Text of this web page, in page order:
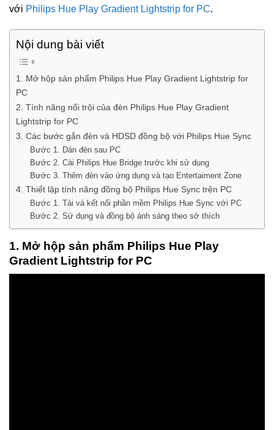
với Philips Hue Play Gradient Lightstrip for PC.
Nội dung bài viết
1. Mở hộp sản phẩm Philips Hue Play Gradient Lightstrip for
PC
2. Tính năng nổi trội của đèn Philips Hue Play Gradient
Lightstrip for PC
3. Các bước gắn đèn và HDSD đồng bộ với Philips Hue Sync
Bước 1. Dán đèn sau PC
Bước 2. Cài Philips Hue Bridge trước khi sử dụng
Bước 3. Thêm đèn vào ứng dụng và tạo Entertaiment Zone
4. Thiết lập tính năng đồng bộ Philips Hue Sync trên PC
Bước 1. Tải và kết nối phần mềm Philips Hue Sync với PC
Bước 2. Sử dụng và đồng bộ ánh sáng theo sở thích
1. Mở hộp sản phẩm Philips Hue Play
Gradient Lightstrip for PC